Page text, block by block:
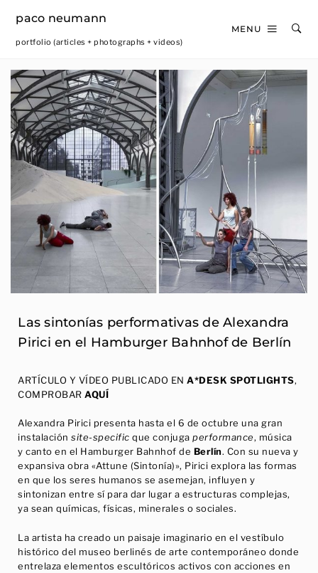
paco neumann
portfolio (articles + photographs + videos)
MENU
Las sintonías performativas de Alexandra
Pirici en el Hamburger Bahnhof de Berlín
ARTÍCULO Y VÍDEO PUBLICADO ENA*DESK SPOTLIGHTS,
COMPROBARAQUÍ
Alexandra Pirici presenta hasta el 6 de octubre una gran
instalaciónsite-specific que conjugaperformance, música
y canto en el Hamburger Bahnhof de Berlín. Con su nueva y
expansiva obra «Attune (Sintonía)», Pirici explora las formas
en que los seres humanos se asemejan, influyen y
sintonizan entre sí para dar lugar a estructuras complejas,
ya sean químicas, físicas, minerales o sociales.
La artista ha creado un paisaje imaginario en el vestíbulo
histórico del museo berlinés de arte contemporáneo donde
entrelaza elementos escultóricos activos con acciones en